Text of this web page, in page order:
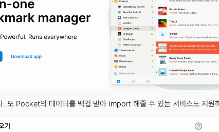
또 Pocket의 데이터를 백업 받아 Import 해줄 수 있는 서비스도 지원